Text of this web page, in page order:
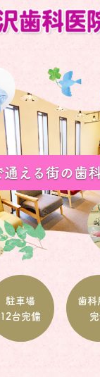
通える街の歯
駐車場
12台完備
歯科